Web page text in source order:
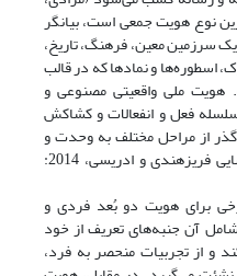
نوع هویت جمعی است، بیانگر
سرزمین معین، فرهنگ، تاریخ،
اسطوره‌ها و نمادها که در قالب
ملی واقعیتی مصنوعی و
فعل و انفعالات و کشاکش
از مراحل مختلف به وحدت و
همبستگی نهایی رسیده است (مرتضایی فریزهندی و ادریسی، 2014:
برای هویت دو بُعد فردی و
آن جنبه‌های تعریف از خود
و از تجربیات منحصر به فرد،